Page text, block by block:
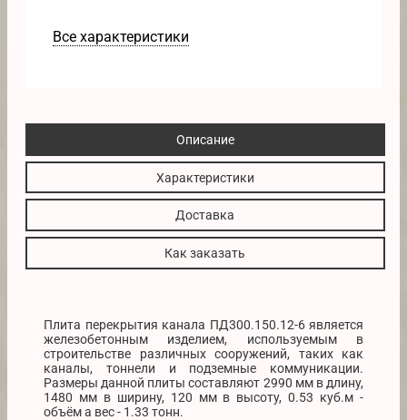
Все характеристики
Описание
Характеристики
Доставка
Как заказать
Плита перекрытия канала ПД300.150.12-6 является
железобетонным изделием, используемым в
строительстве различных сооружений, таких как
каналы, тоннели и подземные коммуникации.
Размеры данной плиты составляют 2990 мм в длину,
1480 мм в ширину, 120 мм в высоту, 0.53 куб.м -
объём а вес - 1.33 тонн.